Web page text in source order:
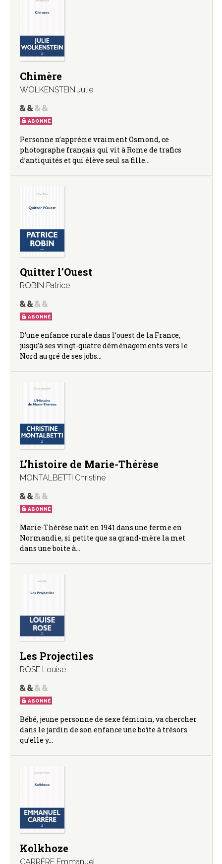
Chimère
WOLKENSTEIN Julie
ABONNÉ
Personne n’apprécie vraiment Osmond, ce
photographe français qui vit à Rome de trafics
d’antiquités et qui élève seul sa fille…
Quitter l’Ouest
ROBIN Patrice
ABONNÉ
D’une enfance rurale dans l’ouest de la France,
jusqu’à ses vingt-quatre déménagements vers le
Nord au gré de ses jobs…
L’histoire de Marie-Thérèse
MONTALBETTI Christine
ABONNÉ
Marie-Thérèse naît en 1941 dans une ferme en
Normandie, si petite que sa grand-mère la met
dans une boite à…
Les Projectiles
ROSE Louise
ABONNÉ
Bébé, jeune personne de sexe féminin, va chercher
dans le jardin de son enfance une boîte à trésors
qu’elle y…
Kolkhoze
CARRÈRE Emmanuel